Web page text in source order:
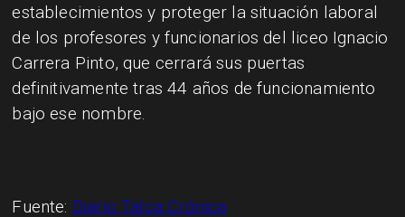
establecimientos y proteger la situación laboral
de los profesores y funcionarios del liceo Ignacio
Carrera Pinto, que cerrará sus puertas
definitivamente tras 44 años de funcionamiento
bajo ese nombre.
Fuente: Diario Talca Crónica